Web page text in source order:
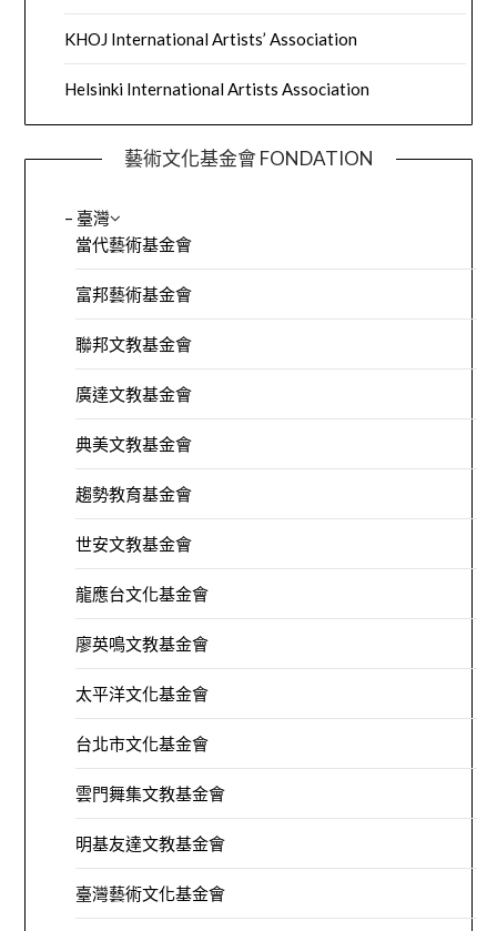
KHOJ International Artists’ Association
Helsinki International Artists Association
藝術文化基金會 FONDATION
– 臺灣
當代藝術基金會
富邦藝術基金會
聯邦文教基金會
廣達文教基金會
典美文教基金會
趨勢教育基金會
世安文教基金會
龍應台文化基金會
廖英鳴文教基金會
太平洋文化基金會
台北市文化基金會
雲門舞集文教基金會
明基友達文教基金會
臺灣藝術文化基金會